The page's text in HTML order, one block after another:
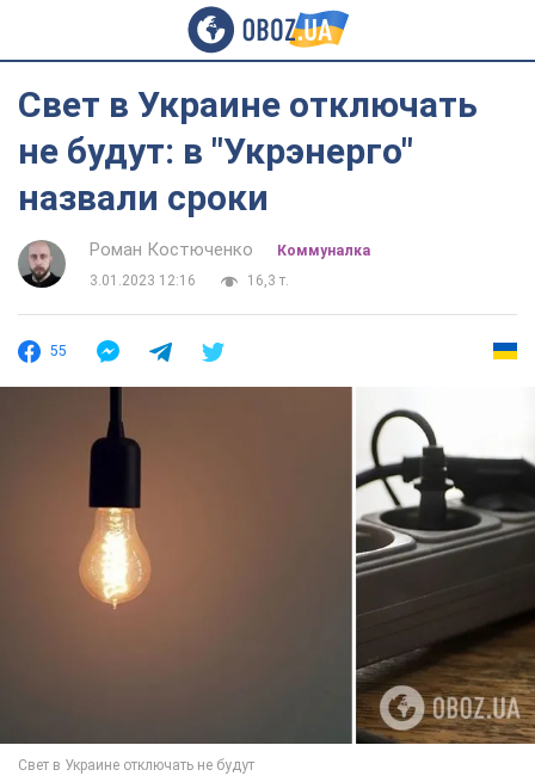
Свет в Украине отключать
не будут: в "Укрэнерго"
назвали сроки
Роман Костюченко
Коммуналка
3.01.2023 12:16
16,3 т.
55